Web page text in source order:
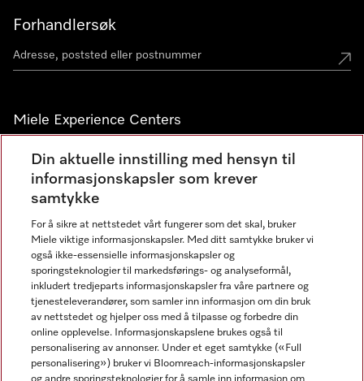
Forhandlersøk
Miele Experience Centers
Miele Experience Center Nesbru
Miele Outlet Nesbru
Nyhetsbrev
Din aktuelle innstilling med hensyn til
informasjonskapsler som krever
samtykke
For å sikre at nettstedet vårt fungerer som det skal, bruker
Miele viktige informasjonskapsler. Med ditt samtykke bruker vi
også ikke-essensielle informasjonskapsler og
sporingsteknologier til markedsførings- og analyseformål,
inkludert tredjeparts informasjonskapsler fra våre partnere og
tjenesteleverandører, som samler inn informasjon om din bruk
av nettstedet og hjelper oss med å tilpasse og forbedre din
online opplevelse. Informasjonskapslene brukes også til
personalisering av annonser. Under et eget samtykke («Full
personalisering») bruker vi Bloomreach-informasjonskapsler